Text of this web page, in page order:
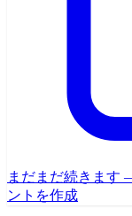
まだまだ続きます
ントを作成